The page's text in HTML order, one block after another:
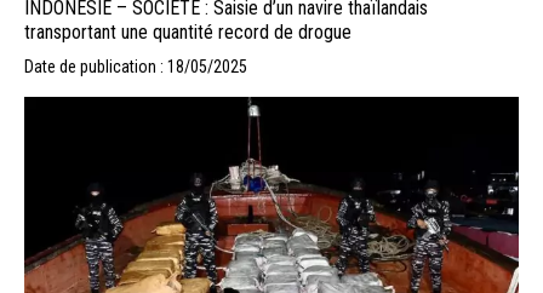
INDONÉSIE – SOCIÉTÉ : Saisie d’un navire thaïlandais
transportant une quantité record de drogue
Date de publication : 18/05/2025